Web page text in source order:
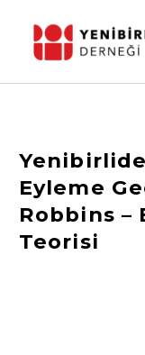
Eyleme
Robbins –
Teorisi